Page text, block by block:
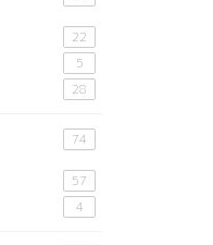
22
5
28
74
57
4